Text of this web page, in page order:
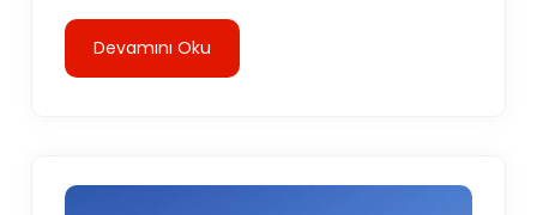
Devamını Oku